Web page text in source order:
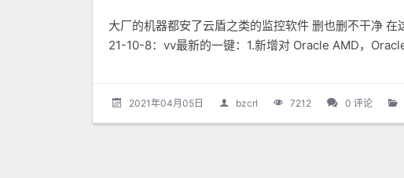
大厂的机器都安了云盾之类的监控软件 删也删不干净
21-10-8：vv最新的一键：1.新增对 Oracle AMD，
2021年04月05日 bzcrl 7212 0 评论